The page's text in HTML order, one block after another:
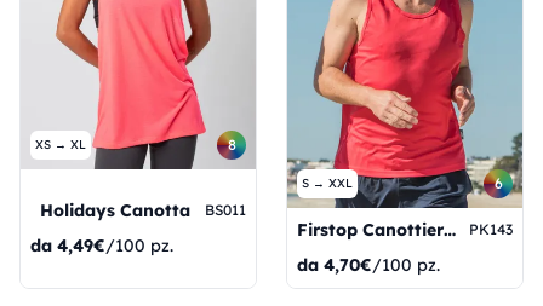
XS → XL 8
Holidays Canotta BS011
da 4,49€/100 pz.
S → XXL 6
Firstop Canottiera Sport Girocollo PK143
da 4,70€/100 pz.